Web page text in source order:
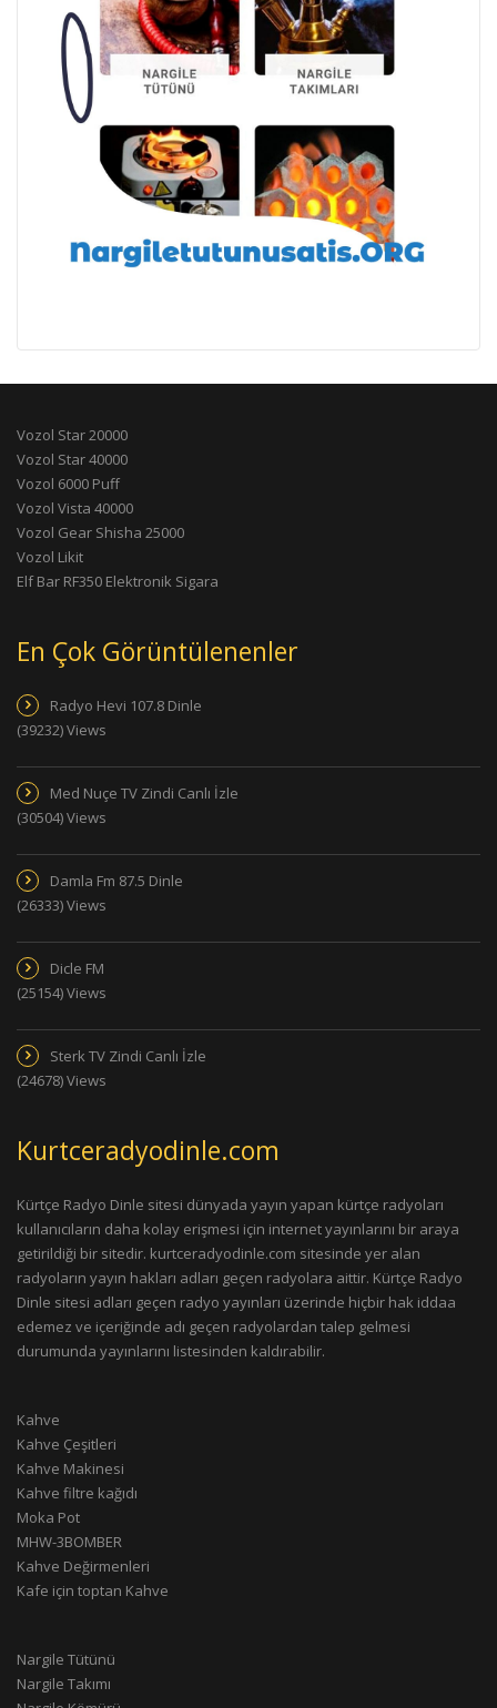
Vozol Star 20000
Vozol Star 40000
Vozol 6000 Puff
Vozol Vista 40000
Vozol Gear Shisha 25000
Vozol Likit
Elf Bar RF350 Elektronik Sigara
En Çok Görüntülenenler
Radyo Hevi 107.8 Dinle
(39232) Views
Med Nuçe TV Zindi Canlı İzle
(30504) Views
Damla Fm 87.5 Dinle
(26333) Views
Dicle FM
(25154) Views
Sterk TV Zindi Canlı İzle
(24678) Views
Kurtceradyodinle.com
Kürtçe Radyo Dinle sitesi dünyada yayın yapan kürtçe radyoları
kullanıcıların daha kolay erişmesi için internet yayınlarını bir araya
getirildiği bir sitedir. kurtceradyodinle.com sitesinde yer alan
radyoların yayın hakları adları geçen radyolara aittir. Kürtçe Radyo
Dinle sitesi adları geçen radyo yayınları üzerinde hiçbir hak iddaa
edemez ve içeriğinde adı geçen radyolardan talep gelmesi
durumunda yayınlarını listesinden kaldırabilir.
Kahve
Kahve Çeşitleri
Kahve Makinesi
Kahve filtre kağıdı
Moka Pot
MHW-3BOMBER
Kahve Değirmenleri
Kafe için toptan Kahve
Nargile Tütünü
Nargile Takımı